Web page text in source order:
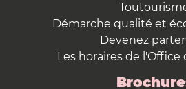
Démarche qualité et
Devenez
Les horaires de l'Office